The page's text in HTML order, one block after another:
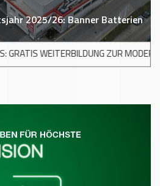
2025/26: Banner Batterien
ZUR MODERNEN UNFALLREPARATUR